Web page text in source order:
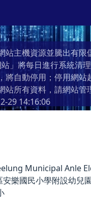
站主機資源並騰出有限
」將每日進行系統清
將自動停用；停用網站
站所有資料，請網站管
29 14:16:06
Municipal Anle
樂國民小學附設幼兒